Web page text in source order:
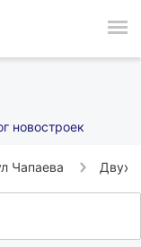
новостроек
Чапаева